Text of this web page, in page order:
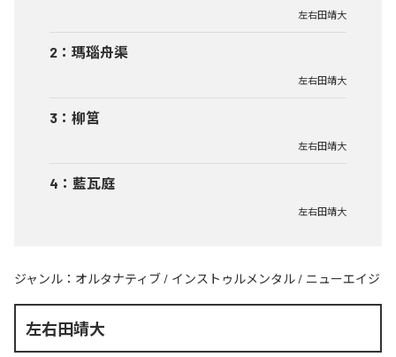
左右田靖大
2 ： 瑪瑙舟渠
左右田靖大
3 ： 柳筥
左右田靖大
4 ： 藍瓦庭
左右田靖大
ジャンル： オルタナティブ / インストゥルメンタル / ニューエイジ
左右田靖大